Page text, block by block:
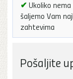
✔ Ukoliko
šaljemo Vam
zahtevima
Pošaljite